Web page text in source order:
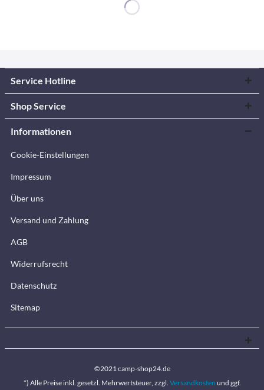
Service Hotline
Shop Service
Informationen
Cookie-Einstellungen
Impressum
Über uns
Versand und Zahlung
AGB
Widerrufsrecht
Datenschutz
Sitemap
©2021 camp-shop24.de
*) Alle Preise inkl. gesetzl. Mehrwertsteuer, zzgl. Versandkosten und ggf.